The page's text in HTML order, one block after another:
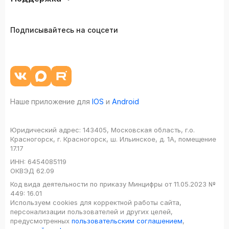
Подписывайтесь на соцсети
Наше приложение для IOS и Android
Юридический адрес: 143405, Московская область, г.о.
Красногорск, г. Красногорск, ш. Ильинское, д. 1А, помещение
17.17
ИНН: 6454085119
ОКВЭД 62.09
Код вида деятельности по приказу Минцифры от 11.05.2023 №
449: 16.01
Используем cookies для корректной работы сайта,
персонализации пользователей и других целей,
предусмотренных пользовательским соглашением,